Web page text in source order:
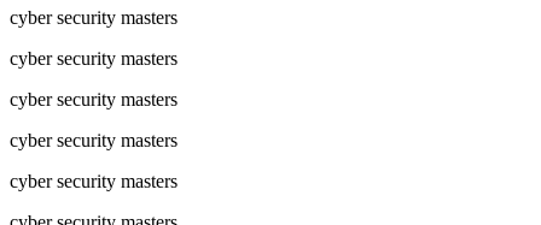
cyber security masters
cyber security masters
cyber security masters
cyber security masters
cyber security masters